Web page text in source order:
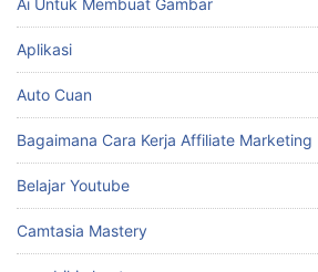
cara bikin konten
cara branding produk makanan
Cara desain foto
Cara Jualan Online
Cara Mengambil Inspirasi
cara wa anti banned